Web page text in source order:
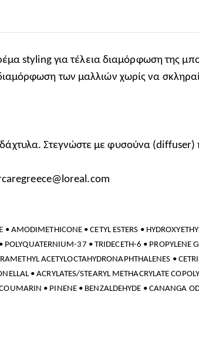
styling για τέλεια διαμόρφωση της
των μαλλιών χωρίς να
Στεγνώστε με φυσούνα
• CETYL ESTERS •
37 • TRIDECETH-6 • PROPYLENE
ACETYLOCTAHYDRONAPHTHALENES •
• ACRYLATES/STEARYL METHACRYLATE
• PINENE • BENZALDEHYDE • CANANGA